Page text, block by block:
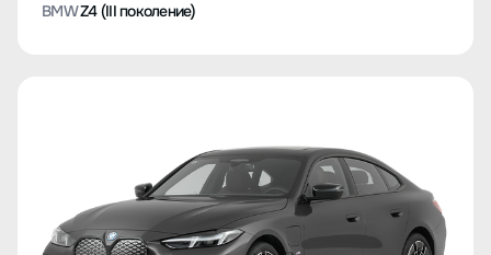
BMWZ4 (III поколение)